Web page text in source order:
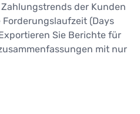
der Kunden
(Days
Sie Berichte für
mit nur